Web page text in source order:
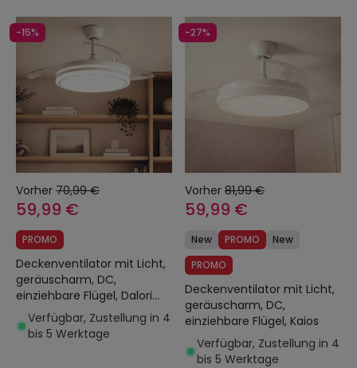
-15%
Vorher 70,99 €
59,99 €
PROMO
Deckenventilator mit Licht,
geräuscharm, DC,
einziehbare Flügel, Dalori
EvoVerfügbar, Zustellung in 4
bis 5 Werktage
-27%
Vorher 81,99 €
59,99 €
New PROMO
New
PROMO
Deckenventilator mit Licht,
geräuscharm, DC,
einziehbare Flügel, Kaios
Verfügbar, Zustellung in 4
bis 5 Werktage